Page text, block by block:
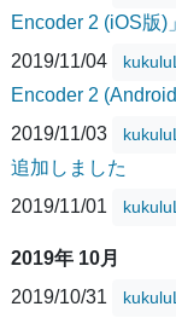
Encoder 2 (iOS版
2019/11/04
Encoder 2
2019/11/03
追加しました
2019/11/01
2019年 10月
2019/10/31